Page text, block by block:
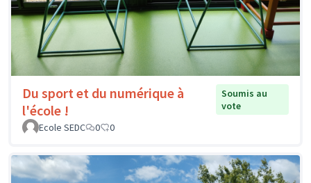
Du sport et du numérique à
l'école !
Soumis au
vote
Ecole SEDC
0 0